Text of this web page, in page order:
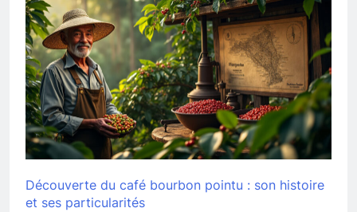
Découverte du café bourbon pointu : son histoire
et ses particularités